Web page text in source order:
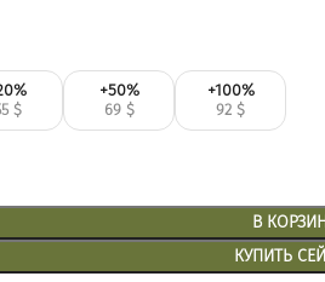
$
+50%
69 $
+100%
92$
В
КУПИТЬ